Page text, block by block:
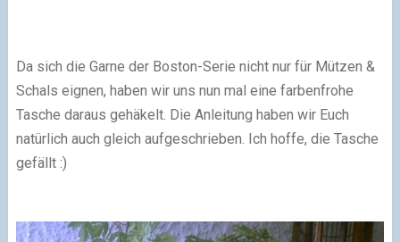
Da sich die Garne der Boston-Serie nicht nur für Mützen &
Schals eignen, haben wir uns nun mal eine farbenfrohe
Tasche daraus gehäkelt. Die Anleitung haben wir Euch
natürlich auch gleich aufgeschrieben. Ich hoffe, die Tasche
gefällt :)